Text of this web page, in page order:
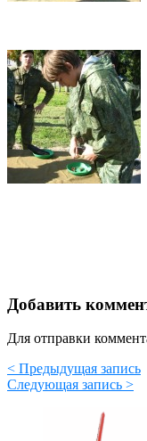
Добавить
Для отправки
< Предыдущая запись
Следующая запись >